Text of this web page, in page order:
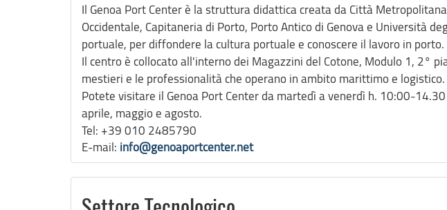
Il Genoa Port Center è la struttura didattica creata da Città
Occidentale, Capitaneria di Porto, Porto Antico di Genova e Università
portuale, per diffondere la cultura portuale e conoscere il lavoro in porto.
Il centro è collocato all'interno dei Magazzini del Cotone, Modulo 1, 2°
mestieri e le professionalità che operano in ambito marittimo e logistico.
Potete visitare il Genoa Port Center da martedì a venerdì h. 10:00-
aprile, maggio e agosto.
Tel: +39 010 2485790
E-mail: info@genoaportcenter.net